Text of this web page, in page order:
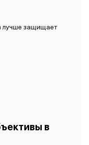
лучше защищает
в